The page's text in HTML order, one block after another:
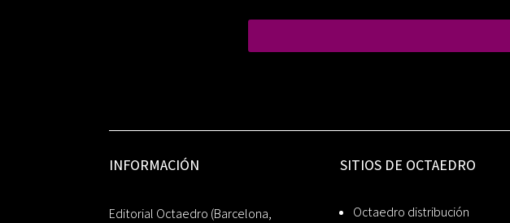
INFORMACIÓN
Editorial Octaedro (Barcelona,
SITIOS DE OCTAEDRO
Octaedro distribución